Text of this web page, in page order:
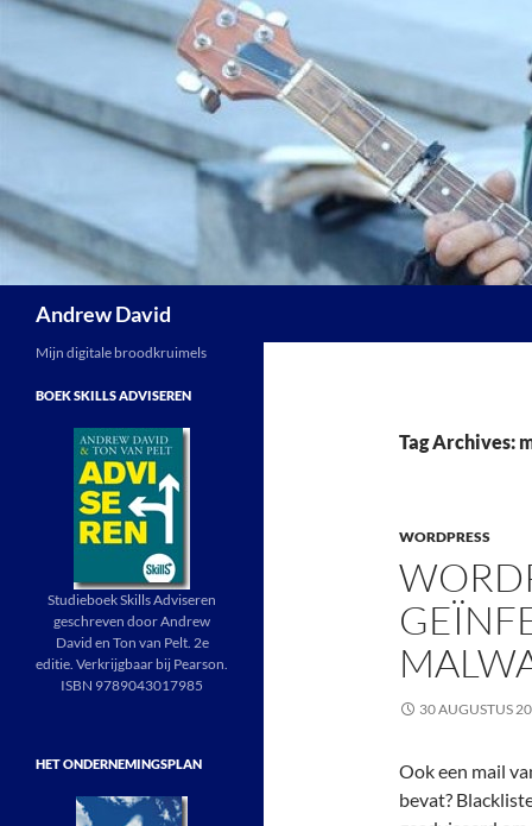
Skip
content
Andrew David
Tag Archives:
WORDPRESS
30 AUGUSTUS
Ook een mail
bevat?
Mijn digitale broodkruimels
BOEK SKILLS ADVISEREN
Studieboek Skills Adviseren
geschreven door Andrew
David en Ton van Pelt. 2e
editie. Verkrijgbaar bij Pearson.
ISBN 9789043017985
HET ONDERNEMINGSPLAN